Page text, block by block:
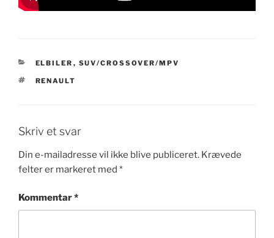
KATEGORIER
ELBILER , SUV/CROSSOVER/MPV
TAGS
RENAULT
Skriv et svar
Din e-mailadresse vil ikke blive publiceret. Krævede
felter er markeret med *
Kommentar*